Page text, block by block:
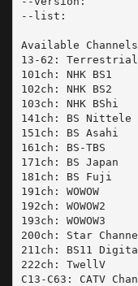
--list:
Available
13-62: Terrestrial
101ch: NHK BS1
102ch: NHK BS2
103ch: NHK BShi
141ch: BS Nittele
151ch: BS Asahi
161ch: BS-TBS
171ch: BS Japan
181ch: BS Fuji
191ch: WOWOW
192ch: WOWOW2
193ch: WOWOW3
200ch: Star
211ch: BS11
222ch: TwellV
C13-C63: CATV